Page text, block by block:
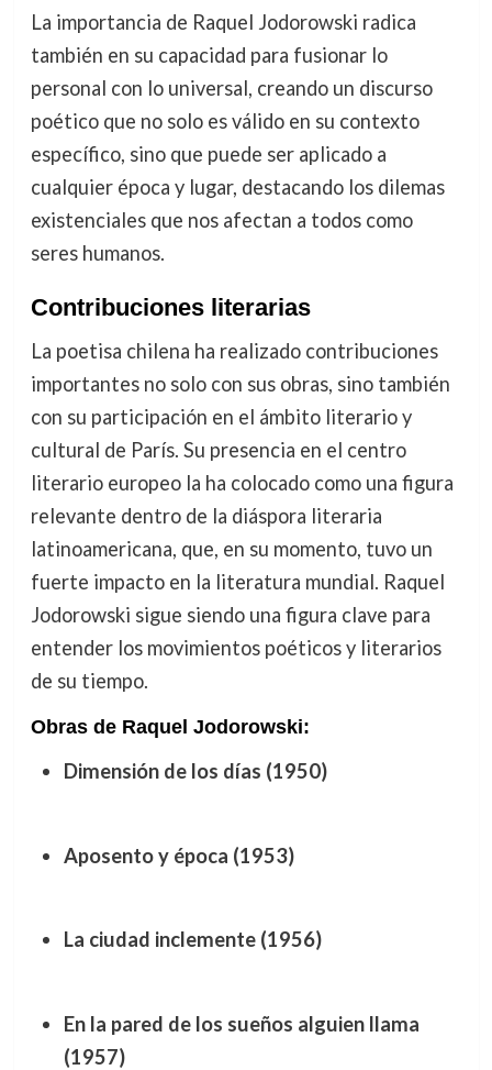
La importancia de Raquel Jodorowski radica
también en su capacidad para fusionar lo
personal con lo universal, creando un discurso
poético que no solo es válido en su contexto
específico, sino que puede ser aplicado a
cualquier época y lugar, destacando los dilemas
existenciales que nos afectan a todos como
seres humanos.
Contribuciones literarias
La poetisa chilena ha realizado contribuciones
importantes no solo con sus obras, sino también
con su participación en el ámbito literario y
cultural de París. Su presencia en el centro
literario europeo la ha colocado como una figura
relevante dentro de la diáspora literaria
latinoamericana, que, en su momento, tuvo un
fuerte impacto en la literatura mundial. Raquel
Jodorowski sigue siendo una figura clave para
entender los movimientos poéticos y literarios
de su tiempo.
Obras de Raquel Jodorowski:
Dimensión de los días (1950)
Aposento y época (1953)
La ciudad inclemente (1956)
En la pared de los sueños alguien llama
(1957)